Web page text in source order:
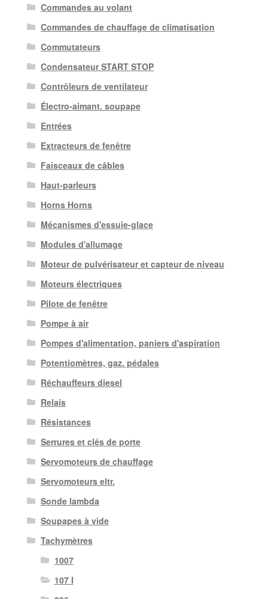
Commandes au volant
Commandes de chauffage de climatisation
Commutateurs
Condensateur START STOP
Contrôleurs de ventilateur
Électro-aimant. soupape
Entrées
Extracteurs de fenêtre
Faisceaux de câbles
Haut-parleurs
Horns Horns
Mécanismes d'essuie-glace
Modules d'allumage
Moteur de pulvérisateur et capteur de niveau
Moteurs électriques
Pilote de fenêtre
Pompe à air
Pompes d'alimentation, paniers d'aspiration
Potentiomètres, gaz. pédales
Réchauffeurs diesel
Relais
Résistances
Serrures et clés de porte
Servomoteurs de chauffage
Servomoteurs eltr.
Sonde lambda
Soupapes à vide
Tachymètres
1007
107 I